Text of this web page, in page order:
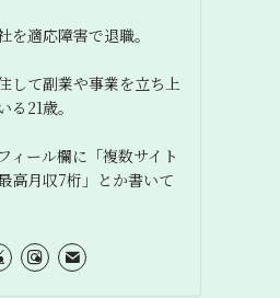
を適応障害で退職。
して副業や事業を立ち上
る21歳。
ィール欄に「複数サイト
高月収7桁」とか書いて